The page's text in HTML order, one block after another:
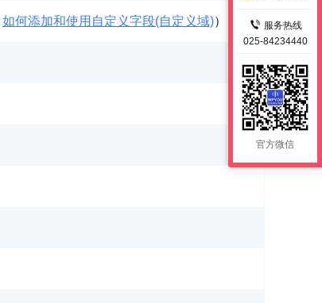
如何添加和使用自定义字段(自定义域)）
服务热线
025-84234440
官方微信